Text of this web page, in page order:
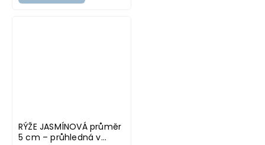
RÝŽE JASMÍNOVÁ průměr
5 cm – průhledná v